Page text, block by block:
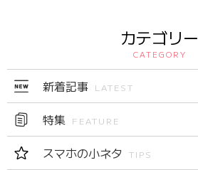
カテゴリー
CATEGORY
新着記事 LATEST
特集 FEATURE
スマホの小ネタ TIPS